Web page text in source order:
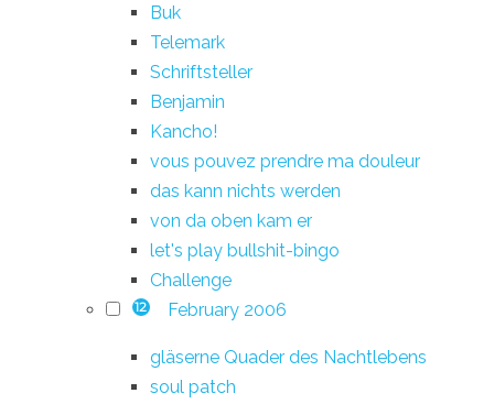
Buk
Telemark
Schriftsteller
Benjamin
Kancho!
vous pouvez prendre ma douleur
das kann nichts werden
von da oben kam er
let's play bullshit-bingo
Challenge
12 February 2006
gläserne Quader des Nachtlebens
soul patch